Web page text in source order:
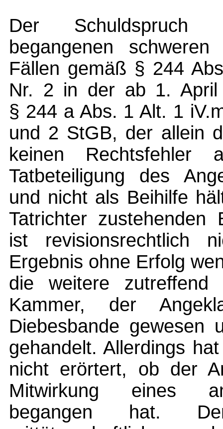
Der Schuldspruch
begangenen
Fällen gemäß § 244
Nr. 2 in der ab 1. April
§ 244 a Abs. 1 Alt. 1
und 2 StGB, der allein
keinen
Tatbeteiligung des
und nicht als Beihilfe
Tatrichter zustehenden
ist revisionsrechtlich
Ergebnis ohne Erfolg
die weitere zutreffend
Kammer, der
Diebesbande gewesen
gehandelt. Allerdings
nicht erörtert, ob der
Mitwirkung eines
begangen hat.